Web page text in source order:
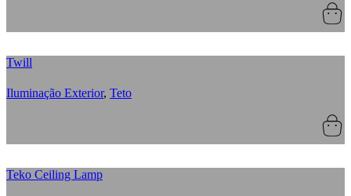
Twill
Iluminação Exterior, Teto
Teko Ceiling Lamp